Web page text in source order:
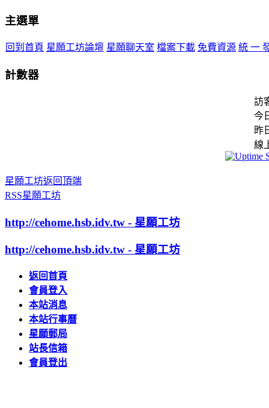
主選單
回到首頁 星願工坊論壇 星願聊天室 檔案下載 免費資源 統 一
計數器
訪
今
昨
線
星願工坊返回頂端
RSS星願工坊
http://cehome.hsb.idv.tw - 星願工坊
http://cehome.hsb.idv.tw - 星願工坊
返回首頁
會員登入
本站消息
本站行事曆
星願郵局
站長信箱
會員登出